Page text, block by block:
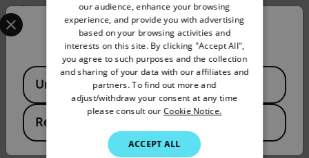
OTA 기능이 있는 카메라의 전체 목록을 보려면
여기를 클릭하십시오.
Confirm Location
Select your preferred country and language from the
Available Locations
United States
Republic of Korea
FRENCH
SPANISH
PORTUGUESE
ITALIAN
KOREAN
JAPANESE
our audience, enhance your browsing
experience, and provide you with advertising
based on your browsing activities and
interests on this site. By clicking "Accept All",
you agree to such purposes and the collection
and sharing of your data with our affiliates and
partners. To find out more and
adjust/withdraw your consent at any time
please consult ourCookie Notice.
ACCEPT ALL